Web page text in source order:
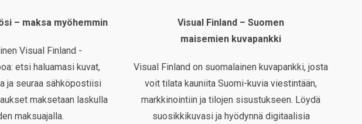
– maksa myöhemmin
Visual Finland -
etsi haluamasi kuvat,
ja seuraa sähköpostiisi
maksetaan laskulla
maksuajalla.
Visual Finland – Suomen
maisemien kuvapankki
Visual Finland on suomalainen kuvapankki, josta
voit tilata kauniita Suomi-kuvia viestintään,
markkinointiin ja tilojen sisustukseen. Löydä
suosikkikuvasi ja hyödynnä digitaalisia